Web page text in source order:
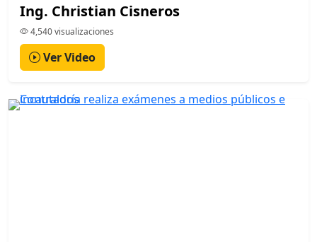
Ing. Christian Cisneros
4,540 visualizaciones
Ver Video